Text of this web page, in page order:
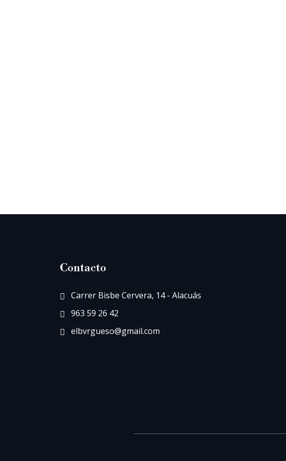
Contacto
Carrer Bisbe Cervera, 14 - Alacuás
963 59 26 42
elbvrgueso@gmail.com